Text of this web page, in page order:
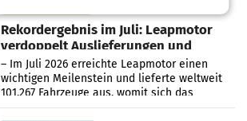
Rekordergebnis im Juli: Leapmotor
verdoppelt Auslieferungen und
überschreitet die 100.000er-Marke
– Im Juli 2026 erreichte Leapmotor einen
wichtigen Meilenstein und lieferte weltweit
101.267 Fahrzeuge aus, womit sich das
Ergebnis gegenüber Juli 2025 mehr als